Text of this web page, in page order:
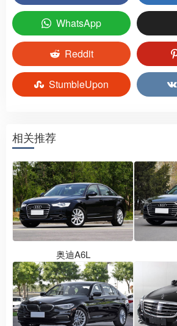
WhatsApp
Reddit
StumbleUpon
相关推荐
奥迪A6L